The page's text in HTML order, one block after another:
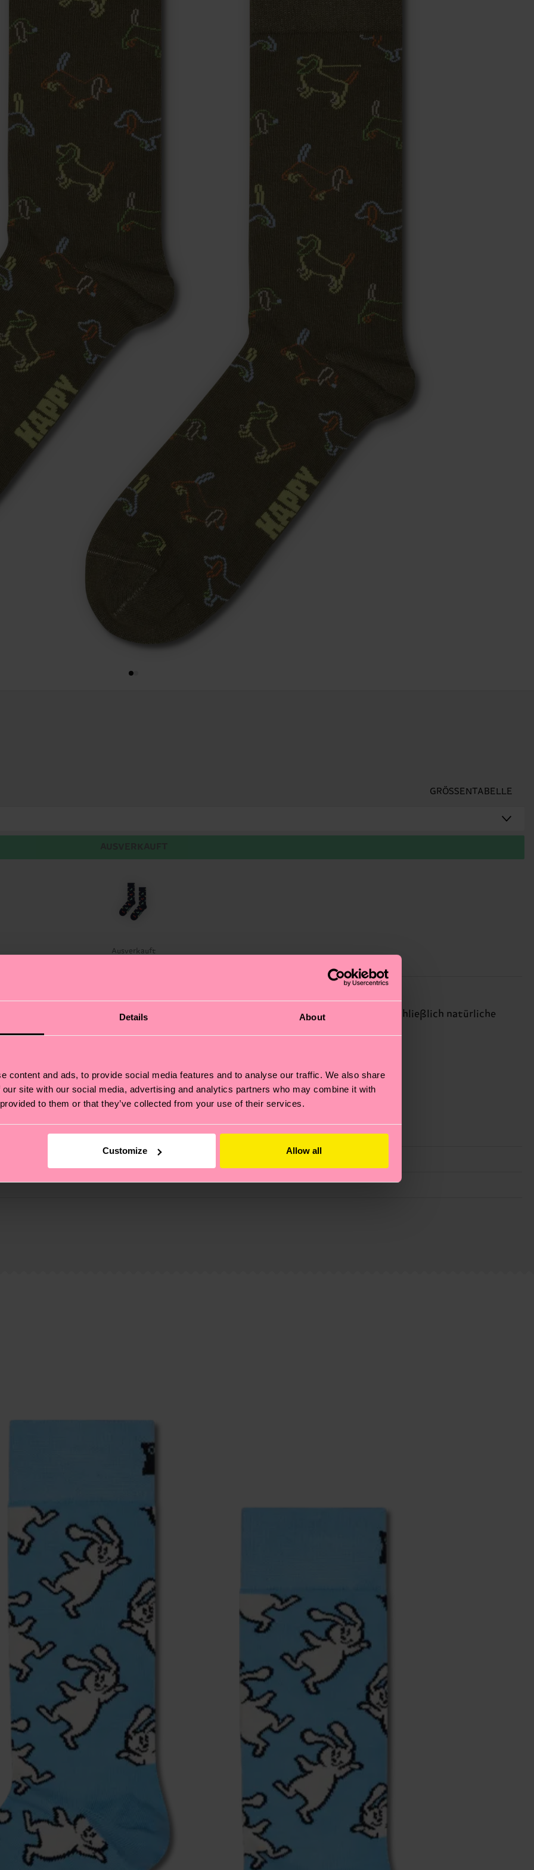
Details About
content and ads, to provide social media features and to analyse our traffic. We also share
site with our social media, advertising and analytics partners who may combine it with
to them or that they’ve collected from your use of their services.
Customize Allow all
GRÖSSENTABELLE
Ausverkauft
beliebtesten Motive in neuen, pflanzlichen Farbtönen neu aufgelegt, wobei ausschließlich natürliche
unseres klassischen Hundemusters.
– es geht auch um eine ethische Lieferkette, die Reduzierung von Emissionen, die richtige Pflege von